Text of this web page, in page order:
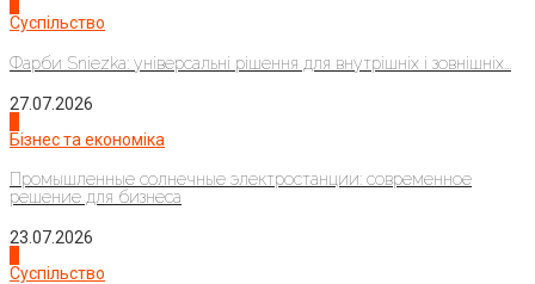
Суспільство
Фарби Sniezka: універсальні рішення для внутрішніх і зовнішніх...
27.07.2026
Бізнес та економіка
Промышленные солнечные электростанции: современное
решение для бизнеса
23.07.2026
Суспільство